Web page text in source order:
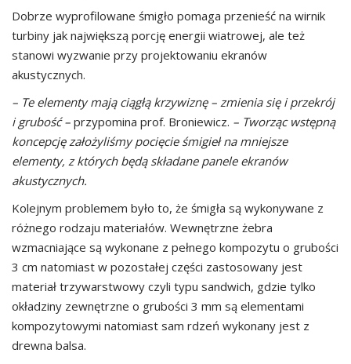
Dobrze wyprofilowane śmigło pomaga przenieść na wirnik
turbiny jak największą porcję energii wiatrowej, ale też
stanowi wyzwanie przy projektowaniu ekranów
akustycznych.
– Te elementy mają ciągłą krzywiznę – zmienia się i przekrój
i grubość – przypomina prof. Broniewicz. – Tworząc wstępną
koncepcję założyliśmy pocięcie śmigieł na mniejsze
elementy, z których będą składane panele ekranów
akustycznych.
Kolejnym problemem było to, że śmigła są wykonywane z
różnego rodzaju materiałów. Wewnętrzne żebra
wzmacniające są wykonane z pełnego kompozytu o grubości
3 cm natomiast w pozostałej części zastosowany jest
materiał trzywarstwowy czyli typu sandwich, gdzie tylko
okładziny zewnętrzne o grubości 3 mm są elementami
kompozytowymi natomiast sam rdzeń wykonany jest z
drewna balsa.